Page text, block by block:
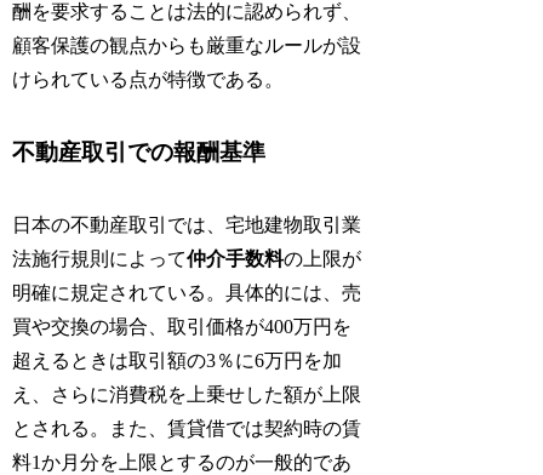
酬を要求することは法的に認められず、
顧客保護の観点からも厳重なルールが設
けられている点が特徴である。
不動産取引での報酬基準
日本の不動産取引では、宅地建物取引業
法施行規則によって仲介手数料の上限が
明確に規定されている。具体的には、売
買や交換の場合、取引価格が400万円を
超えるときは取引額の3％に6万円を加
え、さらに消費税を上乗せした額が上限
とされる。また、賃貸借では契約時の賃
料1か月分を上限とするのが一般的であ